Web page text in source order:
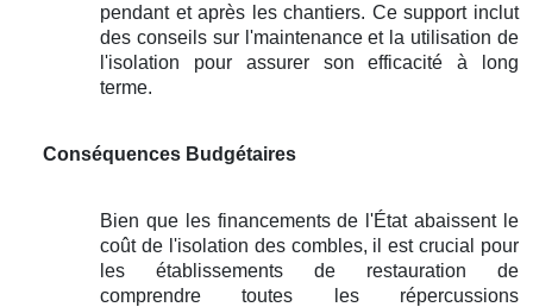
pendant et après les chantiers. Ce support inclut
des conseils sur l'maintenance et la utilisation de
l'isolation pour assurer son efficacité à long
terme.
Conséquences Budgétaires
Bien que les financements de l'État abaissent le
coût de l'isolation des combles, il est crucial pour
les établissements de restauration de
comprendre toutes les répercussions